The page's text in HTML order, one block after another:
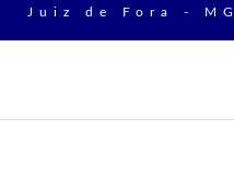
para
Juiz de Fora - MG